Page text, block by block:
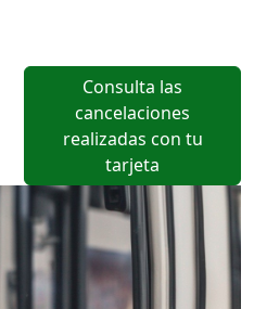
Consulta las
cancelaciones
realizadas con tu
tarjeta